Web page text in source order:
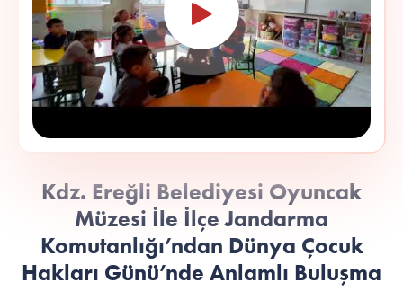
Kdz. Ereğli Belediyesi Oyuncak
Müzesi İle İlçe Jandarma
Komutanlığı’ndan Dünya Çocuk
Hakları Günü’nde Anlamlı Buluşma